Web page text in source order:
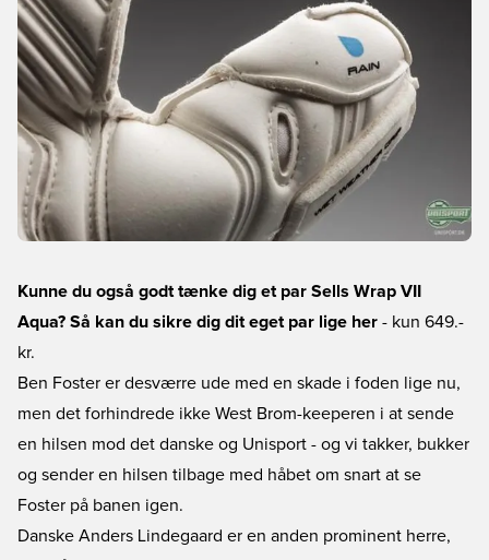
Kunne du også godt tænke dig et par Sells Wrap VII
Aqua? Så kan du sikre dig dit eget par lige her - kun 649.-
kr.
Ben Foster er desværre ude med en skade i foden lige nu,
men det forhindrede ikke West Brom-keeperen i at sende
en hilsen mod det danske og Unisport - og vi takker, bukker
og sender en hilsen tilbage med håbet om snart at se
Foster på banen igen.
Danske Anders Lindegaard er en anden prominent herre,